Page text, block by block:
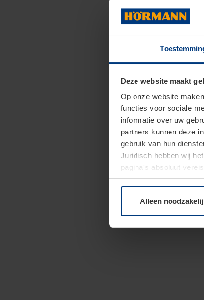
Deze website maakt
Op onze website
functies voor sociale
informatie over uw
partners kunnen deze
gebruik van hun
Juridisch hebben wij
pagina's absoluut
moment bij de uitleg
Alleen